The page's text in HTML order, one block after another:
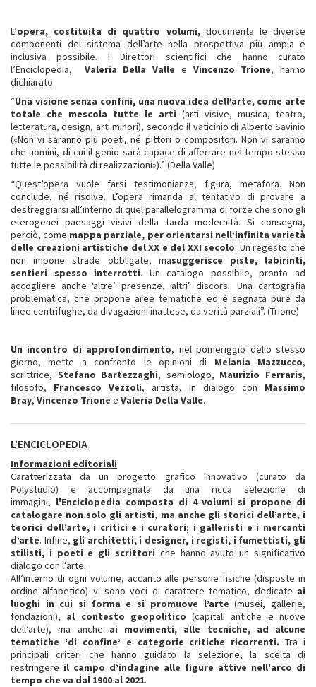
L’opera, costituita di quattro volumi, documenta le diverse
componenti del sistema dell’arte nella prospettiva più ampia e
inclusiva possibile. I Direttori scientifici che hanno curato
l’Enciclopedia, Valeria Della Valle e Vincenzo Trione, hanno
dichiarato:
“Una visione senza confini, una nuova idea dell’arte, come arte
totale che mescola tutte le arti (arti visive, musica, teatro,
letteratura, design, arti minori), secondo il vaticinio di Alberto Savinio
(«Non vi saranno più poeti, né pittori o compositori. Non vi saranno
che uomini, di cui il genio sarà capace di afferrare nel tempo stesso
tutte le possibilità di realizzazioni»).” (Della Valle)
“Quest’opera vuole farsi testimonianza, figura, metafora. Non
conclude, né risolve. L’opera rimanda al tentativo di provare a
destreggiarsi all’interno di quel parallelogramma di forze che sono gli
eterogenei paesaggi visivi della tarda modernità. Si consegna,
perciò, come mappa parziale, per orientarsi nell’infinita varietà
delle creazioni artistiche del XX e del XXI secolo. Un regesto che
non impone strade obbligate, masuggerisce piste, labirinti,
sentieri spesso interrotti. Un catalogo possibile, pronto ad
accogliere anche ‘altre’ presenze, ‘altri’ discorsi. Una cartografia
problematica, che propone aree tematiche ed è segnata pure da
linee centrifughe, da divagazioni inattese, da verità parziali”. (Trione)
Un incontro di approfondimento, nel pomeriggio dello stesso
giorno, mette a confronto le opinioni di Melania Mazzucco,
scrittrice, Stefano Bartezzaghi, semiologo, Maurizio Ferraris,
filosofo, Francesco Vezzoli, artista, in dialogo con Massimo
Bray, Vincenzo Trione e Valeria Della Valle.
L’ENCICLOPEDIA
Informazioni editoriali
Caratterizzata da un progetto grafico innovativo (curato da
Polystudio) e accompagnata da una ricca selezione di
immagini, l'Enciclopedia composta di 4 volumi si propone di
catalogare non solo gli artisti, ma anche gli storici dell’arte, i
teorici dell’arte, i critici e i curatori; i galleristi e i mercanti
d’arte. Infine, gli architetti, i designer, i registi, i fumettisti, gli
stilisti, i poeti e gli scrittori che hanno avuto un significativo
dialogo con l’arte.
All’interno di ogni volume, accanto alle persone fisiche (disposte in
ordine alfabetico) vi sono voci di carattere tematico, dedicate ai
luoghi in cui si forma e si promuove l’arte (musei, gallerie,
fondazioni), al contesto geopolitico (capitali antiche e nuove
dell’arte), ma anche ai movimenti, alle tecniche, ad alcune
tematiche ‘di confine’ e categorie critiche ricorrenti.Tra i
principali criteri che hanno guidato la selezione, la scelta di
restringere il campo d’indagine alle figure attive nell'arco di
tempo che va dal 1900 al 2021.